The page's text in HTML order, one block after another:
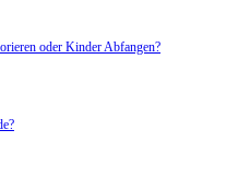
oder Kinder Abfangen?